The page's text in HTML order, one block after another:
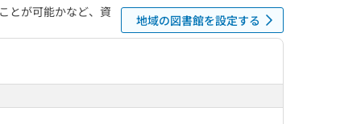
とが可能かなど、資
地域の図書館を設定する